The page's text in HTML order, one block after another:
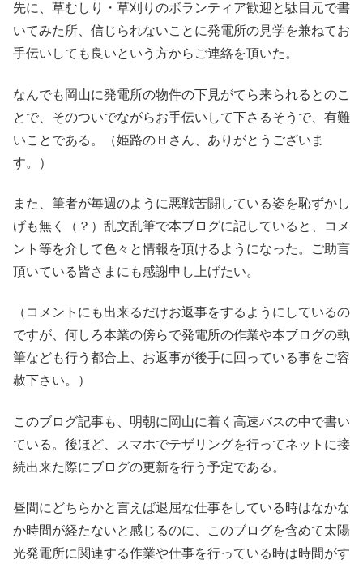
先に、草むしり・草刈りのボランティア歓迎と駄目元で書
いてみた所、信じられないことに発電所の見学を兼ねてお
手伝いしても良いという方からご連絡を頂いた。
なんでも岡山に発電所の物件の下見がてら来られるとのこ
とで、そのついでながらお手伝いして下さるそうで、有難
いことである。（姫路のＨさん、ありがとうございま
す。）
また、筆者が毎週のように悪戦苦闘している姿を恥ずかし
げも無く（？）乱文乱筆で本ブログに記していると、コメ
ント等を介して色々と情報を頂けるようになった。ご助言
頂いている皆さまにも感謝申し上げたい。
（コメントにも出来るだけお返事をするようにしているの
ですが、何しろ本業の傍らで発電所の作業や本ブログの執
筆なども行う都合上、お返事が後手に回っている事をご容
赦下さい。）
このブログ記事も、明朝に岡山に着く高速バスの中で書い
ている。後ほど、スマホでテザリングを行ってネットに接
続出来た際にブログの更新を行う予定である。
昼間にどちらかと言えば退屈な仕事をしている時はなかな
か時間が経たないと感じるのに、このブログを含めて太陽
光発電所に関連する作業や仕事を行っている時は時間がす